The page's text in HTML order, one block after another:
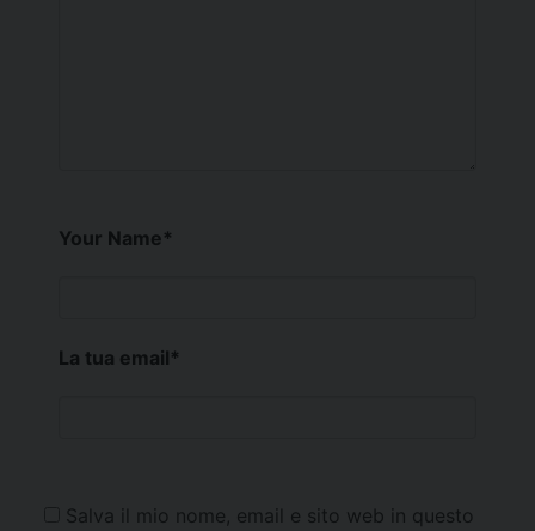
Your Name*
La tua email*
Salva il mio nome, email e sito web in questo